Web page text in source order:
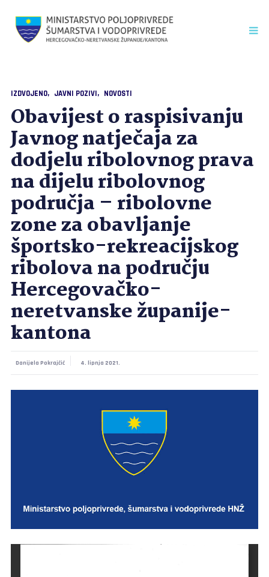
IZDVOJENO JAVNI POZIVI NOVOSTI
Obavijest o raspisivanju
Javnog natječaja za
dodjelu ribolovnog prava
na dijelu ribolovnog
područja – ribolovne
zone za obavljanje
športsko-rekreacijskog
ribolova na području
Hercegovačko-
neretvanske županije-
kantona
Danijela Pokrajčić 4. lipnja 2021.